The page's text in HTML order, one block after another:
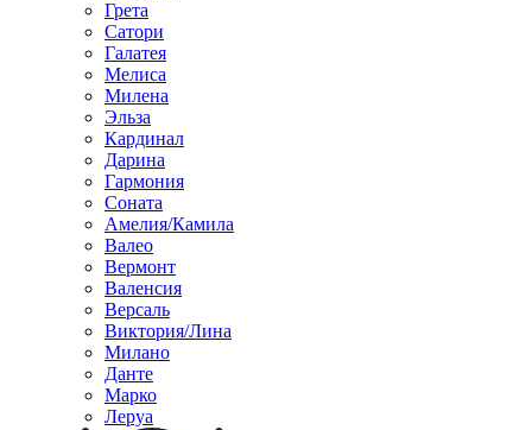
Грета
Сатори
Галатея
Мелиса
Милена
Эльза
Кардинал
Дарина
Гармония
Соната
Амелия/Камила
Валео
Вермонт
Валенсия
Версаль
Виктория/Лина
Милано
Данте
Марко
Леруа